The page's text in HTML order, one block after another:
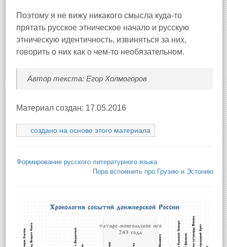
Поэтому я не вижу никакого смысла куда-то
прятать русское этническое начало и русскую
этническую идентичность, извиняться за них,
говорить о них как о чем-то необязательном.
Автор текста: Егор Холмогоров
Материал создан: 17.05.2016
создано на основе этого материала
Формирование русского литературного языка
Пора вспомнить про Грузию и Эстонию